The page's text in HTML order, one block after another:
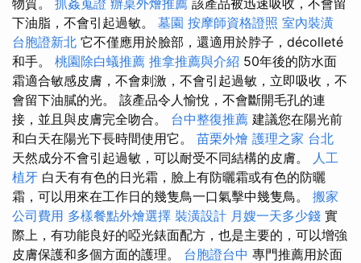
物質。 抓姦蒐證 辦桌外燴推薦 該產品被迅速吸收，不會留
下油脂，不會引起過敏。 墓園 按摩師資格證照 室內裝潢
台胞證新北 它不僅應用於臉部，還適用於脖子，décolleté
和手。 桃園除白蟻推薦 推拿推薦與介紹 50年後的防水面
霜適合敏感皮膚，不會刺激，不會引起過敏，立即吸收，不
會留下油膩的光。 該產品令人愉悅，不會斷開毛孔的連
接，並且與皮膚完全吻合。 台中整復推薦 建議您在陽光前
和白天在陽光下長時間使用它。 苗栗外燴 護理之家 台北
天然成分不會引起過敏，可以耐受不同結構的皮膚。 人工
植牙 白天有有色的日光霜，臉上有防曬霜或有色的防曬
霜，可以用來在工作日的幾隻鳥一口氣擊中幾隻鳥。 搬家
公司費用 多樣餐點外燴選擇 裝潢設計 月嫂一天多少錢 實
際上，有功能良好的啞光錶面配方，也是主要的，可以增強
皮膚保護和多個方面的護理。 台胞證台中 專門推薦用於面